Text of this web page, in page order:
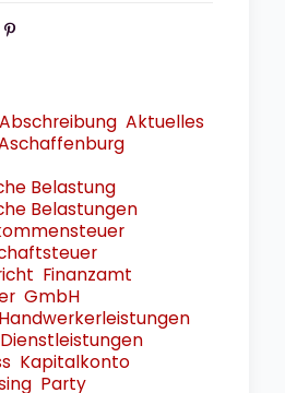
Abschreibung Aktuelles
Belastung
Belastungen
Finanzamt
GmbH
Handwerkerleistungen
Kapitalkonto
Party